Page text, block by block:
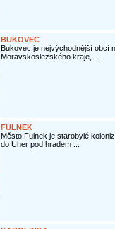
BUKOVEC
Bukovec je nejvýchodnější obcí
Moravskoslezského kraje, ...
FULNEK
Město Fulnek je starobylé
do Uher pod hradem ...